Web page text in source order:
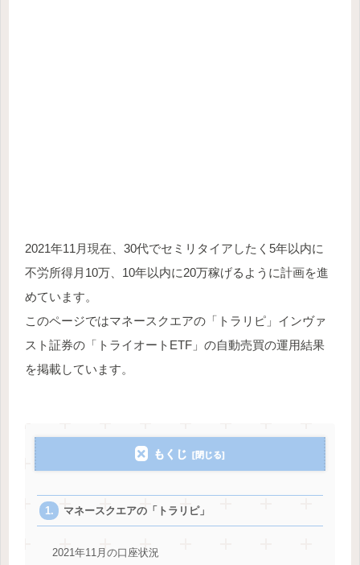
2021年11月現在、30代でセミリタイアしたく5年以内に
不労所得月10万、10年以内に20万稼げるように計画を進
めています。
このページではマネースクエアの「トラリピ」インヴァ
スト証券の「トライオートETF」の自動売買の運用結果
を掲載しています。
もくじ
マネースクエアの「トラリピ」
2021年11月の口座状況